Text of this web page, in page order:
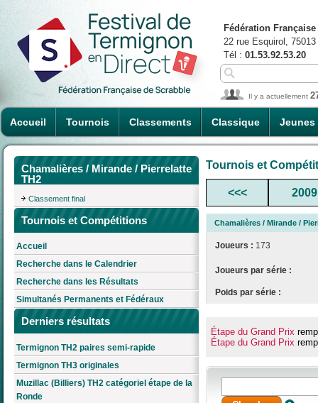
Accueil Tournois Classements Classique Jeunes
Fédération
22 rue Esquirol,
Tél : 01.53.92.53.20
Il y a actuellement
Chamalières / Mirande / Pierrelatte
TH2
Classement final
Tournois et Compétitions
Accueil
Recherche dans le Calendrier
Recherche dans les Résultats
Simultanés Permanents et Fédéraux
Derniers résultats
Termignon TH2 paires semi-rapide
Termignon TH3 originales
Muzillac (Billiers) TH2 catégoriel étape de la
Ronde
Tournois et
<<< 2009
Chamalières / Mirande /
Joueurs : 173
Joueurs par série :
Poids par série :
Étape du Grand Prix
Étape du Grand Prix